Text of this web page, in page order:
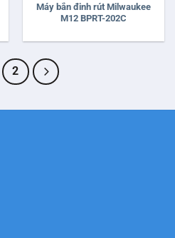
Máy bắn đinh rút Milwaukee
M12 BPRT-202C
2